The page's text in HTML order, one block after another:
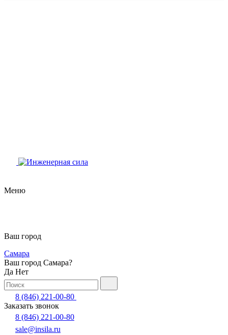
Меню
Ваш город
Самара
Ваш город Самара?
Да Нет
8 (846) 221-00-80
Заказать звонок
8 (846) 221-00-80
sale@insila.ru